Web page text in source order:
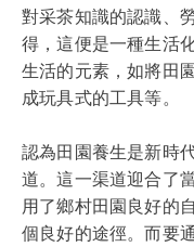
對采茶知識的認識、
得，這便是一種生活
生活的元素，如將田
成玩具式的工具等。
認為田園養生是新時
道。這一渠道迎合了
用了鄉村田園良好的
個良好的途徑。而要